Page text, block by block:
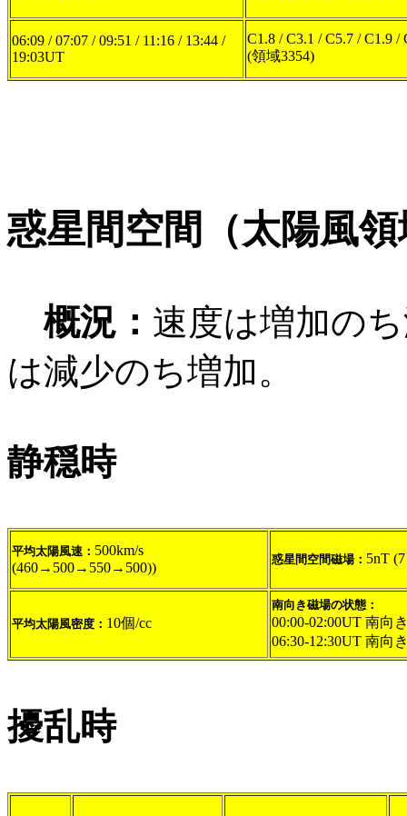
06:09 / 07:07 / 09:51 / 11:16 / 13:44 /
19:03UT
C1.8 / C3.1 / C5.7 / C1.9 /
(領域3354)
惑星間空間（太陽風
概況： 速度は増加の
は減少のち増加。
静穏時
平均太陽風速： 500km/s
(460→500→550→500))
惑星間空間磁場： 5nT
平均太陽風密度： 10個/cc
南向き磁場の状態：
00:00-02:00UT 南向
06:30-12:30UT 南向
擾乱時